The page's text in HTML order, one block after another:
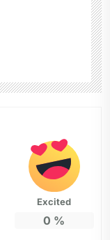
Excited
0 %